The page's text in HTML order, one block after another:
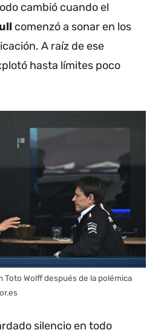
cambió cuando el
comenzó a sonar en los
A raíz de ese
hasta límites poco
Toto Wolff después de la polémica
silencio en todo